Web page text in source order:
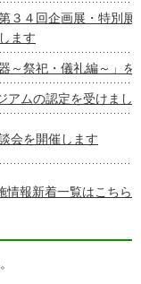
３４回企画展・特別
ます
～祭祀・儀礼編～」を
アムの認定を受けまし
会を開催します
情報新着一覧はこちら